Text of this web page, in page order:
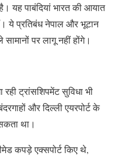
यह पाबंदियां भारत की आयात
ये प्रतिबंध नेपाल और भूटान
पर लागू नहीं होंगे।
ट्रांसशिपमेंट सुविधा भी
और दिल्ली एयरपोर्ट के
था।
कपड़े एक्सपोर्ट किए थे,